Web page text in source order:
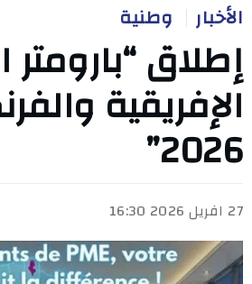
الأخبار وطنية
إطلاق
الإفريقية
2026”
27 افريل 2026 16:30